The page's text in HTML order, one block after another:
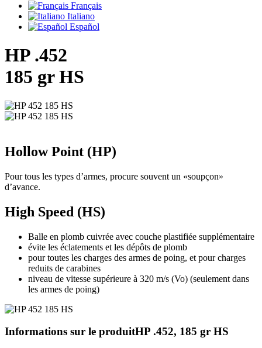
Français
Italiano
Español
HP .452
185 gr HS
Hollow Point (HP)
Pour tous les types d’armes, procure souvent un «soupçon»
d’avance.
High Speed (HS)
Balle en plomb cuivrée avec couche plastifiée supplémentaire
évite les éclatements et les dépôts de plomb
pour toutes les charges des armes de poing, et pour charges
reduits de carabines
niveau de vitesse supérieure à 320 m/s (Vo) (seulement dans
les armes de poing)
Informations sur le produitHP .452, 185 gr HS